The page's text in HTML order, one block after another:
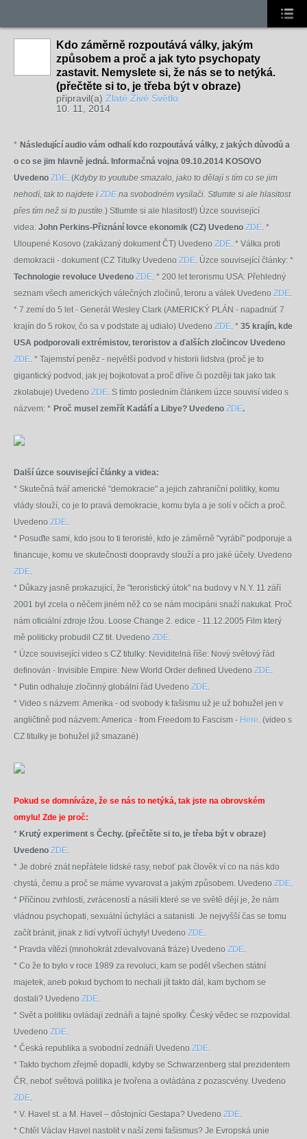
Kdo záměrně rozpoutává války, jakým
způsobem a proč a jak tyto psychopaty
zastavit. Nemyslete si, že nás se to netýká.
(přečtěte si to, je třeba být v obraze)
připravil(a) Zlaté Živé Světlo
10. 11, 2014
* Následující audio vám odhalí kdo rozpoutává války, z jakých důvodů a
o co se jim hlavně jedná. Informačná vojna 09.10.2014 KOSOVO
Uvedeno ZDE. (Kdyby to youtube smazalo, jako to dělají s tím co se jim
nehodí, tak to najdete i ZDE na svobodném vysílači. Stlumte si ale hlasitost
přes tím než si to pustíte.) Stlumte si ale hlasitost!) Úzce související
videa: John Perkins-Přiznání lovce ekonomik (CZ) Uvedeno ZDE. *
Uloupené Kosovo (zakázaný dokument ČT) Uvedeno ZDE. * Válka proti
demokracii - dokument (CZ Titulky Uvedeno ZDE. Úzce související články: *
Technologie revoluce Uvedeno ZDE. * 200 let terorismu USA: Přehledný
seznam všech amerických válečných zločinů, teroru a válek Uvedeno ZDE.
* 7 zemí do 5 let - Generál Wesley Clark (AMERICKÝ PLÁN - napadnúť 7
krajín do 5 rokov, čo sa v podstate aj udialo) Uvedeno ZDE. * 35 krajín, kde
USA podporovali extrémistov, teroristov a ďalších zločincov Uvedeno
ZDE. * Tajemství peněz - největší podvod v historii lidstva (proč je to
gigantický podvod, jak jej bojkotovat a proč dříve či později tak jako tak
zkolabuje) Uvedeno ZDE. S tímto posledním článkem úzce souvisí video s
názvem: * Proč musel zemřít Kadáfí a Libye? Uvedeno ZDE.
Další úzce související články a videa:
* Skutečná tvář americké "demokracie" a jejich zahraniční politiky, komu
vlády slouží, co je to pravá demokracie, komu byla a je solí v očích a proč.
Uvedeno ZDE.
* Posuďte sami, kdo jsou to ti teroristé, kdo je záměrně "vyrábí" podporuje a
financuje, komu ve skutečnosti doopravdy slouží a pro jaké účely. Uvedeno
ZDE.
* Důkazy jasně prokazující, že "teroristický útok" na budovy v N.Y. 11 září
2001 byl zcela o něčem jiném něž co se nám mocipáni snaží nakukat. Proč
nám oficiální zdroje lžou. Loose Change 2. edice - 11.12.2005 Film který
mě politicky probudil CZ tit. Uvedeno ZDE.
* Úzce související video s CZ titulky: Neviditelná říše: Nový světový řád
definován - Invisible Empire: New World Order defined Uvedeno ZDE.
* Putin odhaluje zločinný globální řád Uvedeno ZDE.
* Video s názvem: Amerika - od svobody k fašismu už je už bohužel jen v
angličtině pod názvem: America - from Freedom to Fascism - Here. (video s
CZ titulky je bohužel již smazané)
Pokud se domníváze, že se nás to netýká, tak jste na obrovském
omylu! Zde je proč:
* Krutý experiment s Čechy. (přečtěte si to, je třeba být v obraze)
Uvedeno ZDE.
* Je dobré znát nepřátele lidské rasy, neboť pak člověk ví co na nás kdo
chystá, čemu a proč se máme vyvarovat a jakým způsobem. Uvedeno ZDE.
* Příčinou zvrhlostí, zvráceností a násilí které se ve světě dějí je, že nám
vládnou psychopati, sexuální úchyláci a satanisti. Je nejvyšší čas se tomu
začít bránit, jinak z lidí vytvoří úchyly! Uvedeno ZDE.
* Pravda vítězí (mnohokrát zdevalvovaná fráze) Uvedeno ZDE.
* Co že to bylo v roce 1989 za revoluci, kam se poděl všechen státní
majetek, aneb pokud bychom to nechali jít takto dál, kam bychom se
dostali? Uvedeno ZDE.
* Svět a politiku ovládají zednáři a tajné spolky. Český vědec se rozpovídal.
Uvedeno ZDE.
* Česká republika a svobodní zednáři Uvedeno ZDE.
* Takto bychom zřejmě dopadli, kdyby se Schwarzenberg stal prezidentem
ČR, neboť světová politika je tvořena a ovládána z pozascvény. Uvedeno
ZDE.
* V. Havel st. a M. Havel – dôstojníci Gestapa? Uvedeno ZDE.
* Chtěl Václav Havel nastolit v naší zemi fašismus? Je Evropská unie